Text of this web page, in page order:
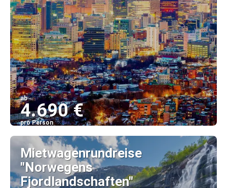
ab
4.690 €
pro Person
Sehen
Mietwagenrundreise
"Norwegens
Fjordlandschaften"